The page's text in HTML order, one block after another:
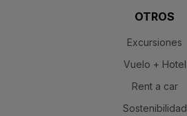
OTROS
Excursiones
Vuelo + Hotel
Rent a car
Sostenibilidad